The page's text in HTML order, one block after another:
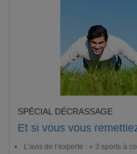
SPÉCIAL DÉCRASSAGE
Et si vous vous
L’avis de l’experte : « 3 sports à